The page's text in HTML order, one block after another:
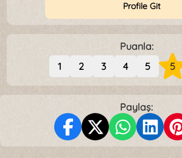
Profile Git
Puanla:
1
2 3 4 5 5
Paylaş: